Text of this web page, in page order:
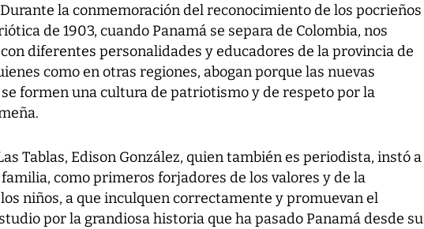
Durante la conmemoración del reconocimiento de los pocrieños
de 1903, cuando Panamá se separa de Colombia, nos
diferentes personalidades y educadores de la provincia de
como en otras regiones, abogan porque las nuevas
formen una cultura de patriotismo y de respeto por la
Tablas, Edison González, quien también es periodista, instó a
como primeros forjadores de los valores y de la
niños, a que inculquen correctamente y promuevan el
por la grandiosa historia que ha pasado Panamá desde su